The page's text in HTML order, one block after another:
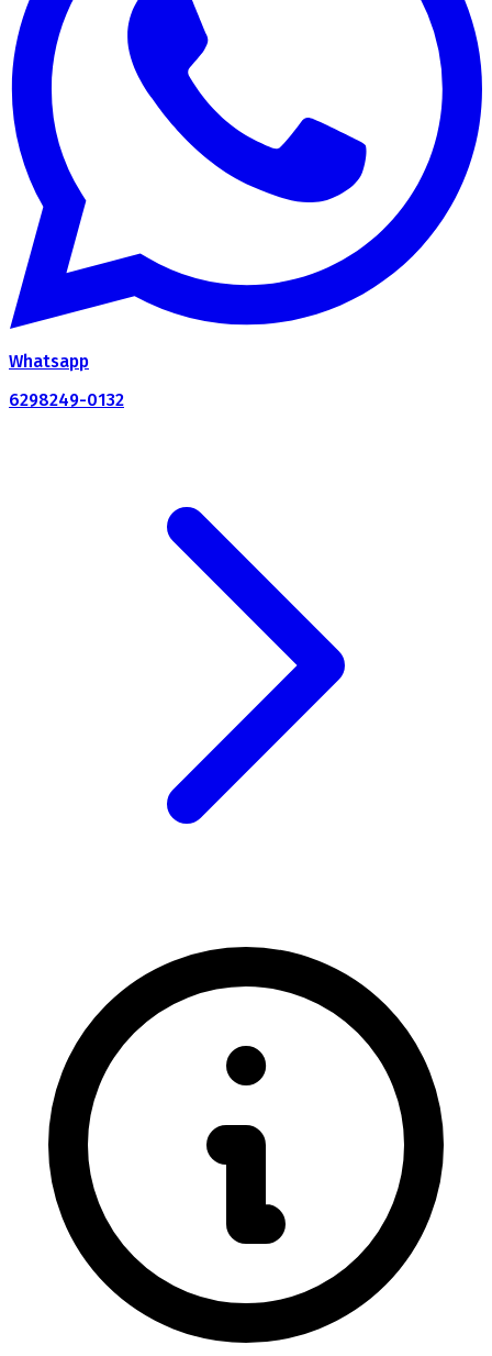
Whatsapp
6298249-0132